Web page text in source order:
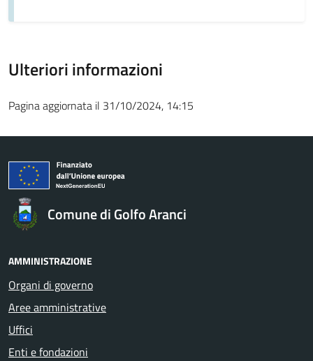
Ulteriori informazioni
Pagina aggiornata il 31/10/2024, 14:15
Comune di Golfo Aranci
AMMINISTRAZIONE
Organi di governo
Aree amministrative
Uffici
Enti e fondazioni